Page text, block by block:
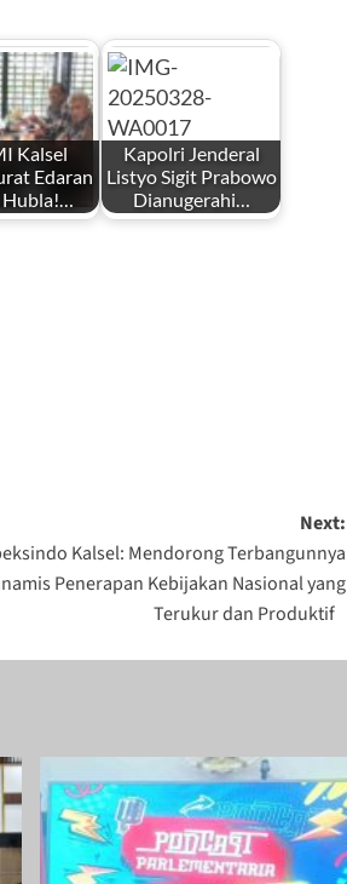
Kalsel
Edaran
Kapolri Jenderal
Listyo Sigit Prabowo
Dianugerahi…
Next:
Kalsel: Mendorong Terbangunnya
Penerapan Kebijakan Nasional yang
Terukur dan Produktif